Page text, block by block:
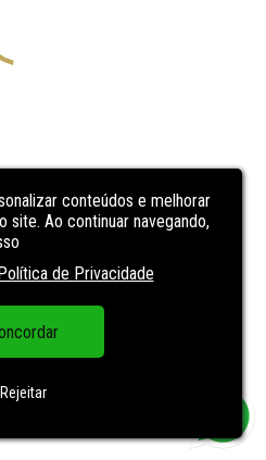
conteúdos e melhorar
site. Ao continuar navegando,
de Privacidade
Rejeitar